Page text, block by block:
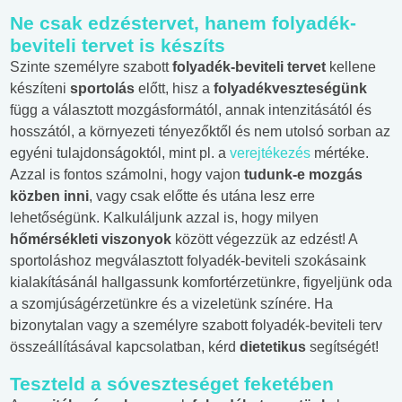
Ne csak edzéstervet, hanem folyadék-
beviteli tervet is készíts
Szinte személyre szabottfolyadék-beviteli tervet kellene
készíteni sportolás előtt, hisz a folyadékveszteségünk
függ a választott mozgásformától, annak intenzitásától és
hosszától, a környezeti tényezőktől és nem utolsó sorban az
egyéni tulajdonságoktól, mint pl. a verejtékezés mértéke.
Azzal is fontos számolni, hogy vajon tudunk-e mozgás
közben inni, vagy csak előtte és utána lesz erre
lehetőségünk. Kalkuláljunk azzal is, hogy milyen
hőmérsékleti viszonyok között végezzük az edzést! A
sportoláshoz megválasztott folyadék-beviteli szokásaink
kialakításánál hallgassunk komfortérzetünkre, figyeljünk oda
a szomjúságérzetünkre és a vizeletünk színére. Ha
bizonytalan vagy a személyre szabott folyadék-beviteli terv
összeállításával kapcsolatban, kérd dietetikus segítségét!
Teszteld a sóveszteséget feketében